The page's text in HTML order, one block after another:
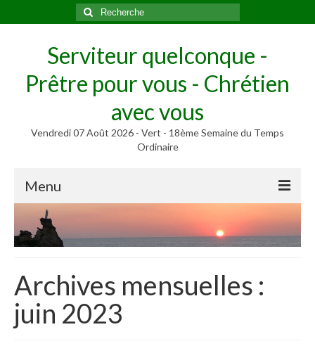
Rechercher
:
Serviteur quelconque -
Prêtre pour vous - Chrétien
avec vous
Vendredi 07 Août 2026 - Vert - 18ème Semaine du Temps
Ordinaire
Menu
Méditer
Homélies, Poèmes
Homélies
Homélies de Mariages
Archives mensuelles :
juin 2023